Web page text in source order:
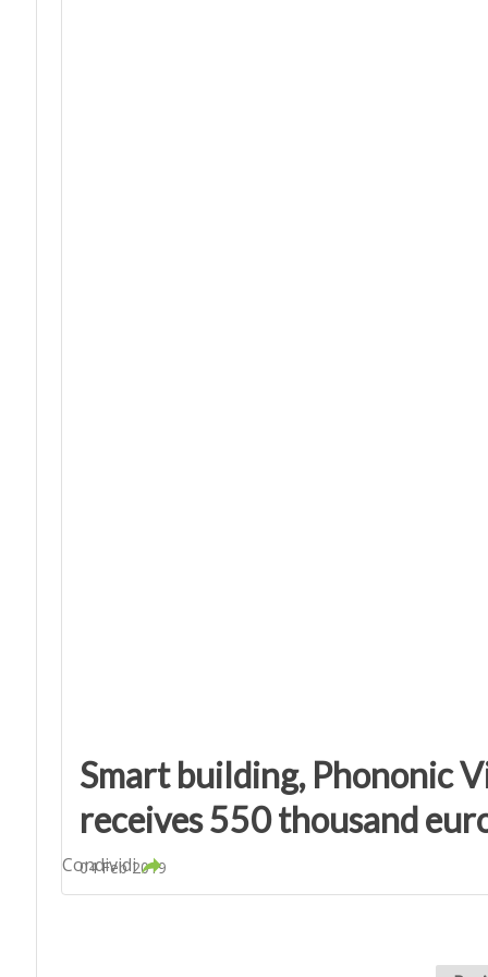
Smart building, Phononic
receives 550 thousand
04 Feb 2019
Condividi